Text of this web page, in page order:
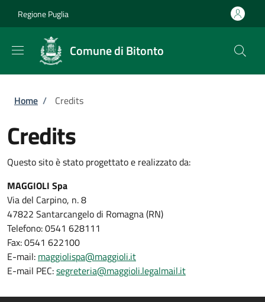
Regione Puglia
Comune di Bitonto
Briciole di pane
Home / Credits
Credits
Questo sito è stato progettato e realizzato da:
MAGGIOLI Spa
Via del Carpino, n. 8
47822 Santarcangelo di Romagna (RN)
Telefono: 0541 628111
Fax: 0541 622100
E-mail: maggiolispa@maggioli.it
E-mail PEC:segreteria@maggioli.legalmail.it